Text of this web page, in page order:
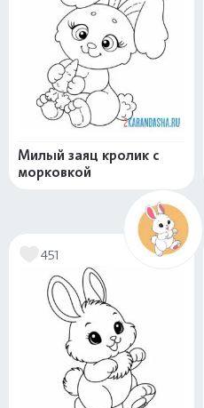
Милый заяц кролик с
морковкой
451